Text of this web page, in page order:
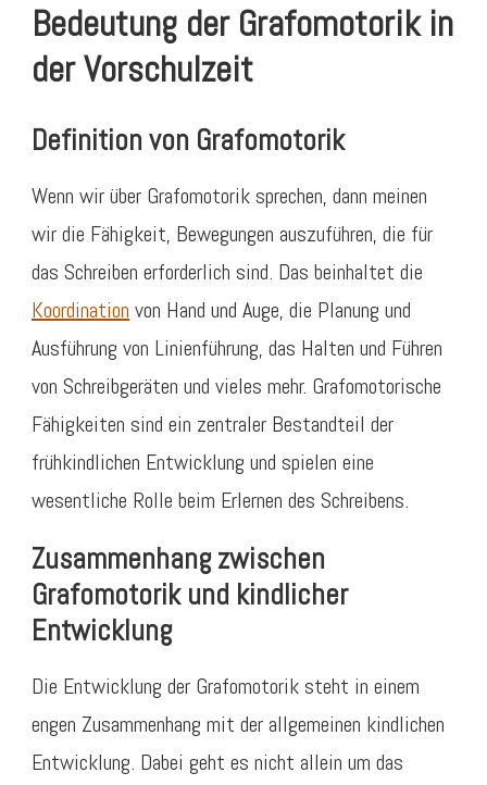
Bedeutung der Grafomotorik in
der Vorschulzeit
Definition von Grafomotorik
Wenn wir über Grafomotorik sprechen, dann meinen
wir die Fähigkeit, Bewegungen auszuführen, die für
das Schreiben erforderlich sind. Das beinhaltet die
Koordination von Hand und Auge, die Planung und
Ausführung von Linienführung, das Halten und Führen
von Schreibgeräten und vieles mehr. Grafomotorische
Fähigkeiten sind ein zentraler Bestandteil der
frühkindlichen Entwicklung und spielen eine
wesentliche Rolle beim Erlernen des Schreibens.
Zusammenhang zwischen
Grafomotorik und kindlicher
Entwicklung
Die Entwicklung der Grafomotorik steht in einem
engen Zusammenhang mit der allgemeinen kindlichen
Entwicklung. Dabei geht es nicht allein um das